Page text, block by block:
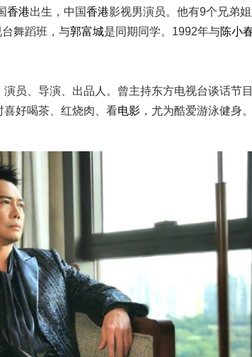
香港出生，中国香港影视男演员。他有9个兄弟
舞蹈班，与郭富城是同期同学。1992年与陈小
员、导演、出品人。曾主持东方电视台谈话节
喜好喝茶、红烧肉、看电影 ，尤为酷爱游泳健身。